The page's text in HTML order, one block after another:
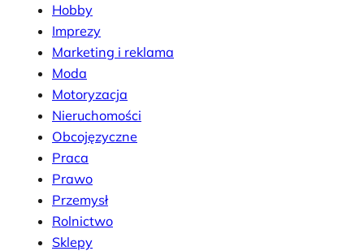
Hobby
Imprezy
Marketing i reklama
Moda
Motoryzacja
Nieruchomości
Obcojęzyczne
Praca
Prawo
Przemysł
Rolnictwo
Sklepy